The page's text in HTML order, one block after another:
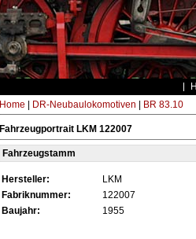
Home DR-Neubaulokomotiven BR 83.10
Fahrzeugportrait LKM 122007
Fahrzeugstamm
Hersteller:
LKM
Fabriknummer:
122007
Baujahr:
1955